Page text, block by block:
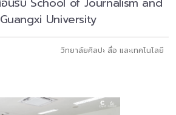
University
วิทยาลัยศิลปะ สื่อ และเทคโนโลยี